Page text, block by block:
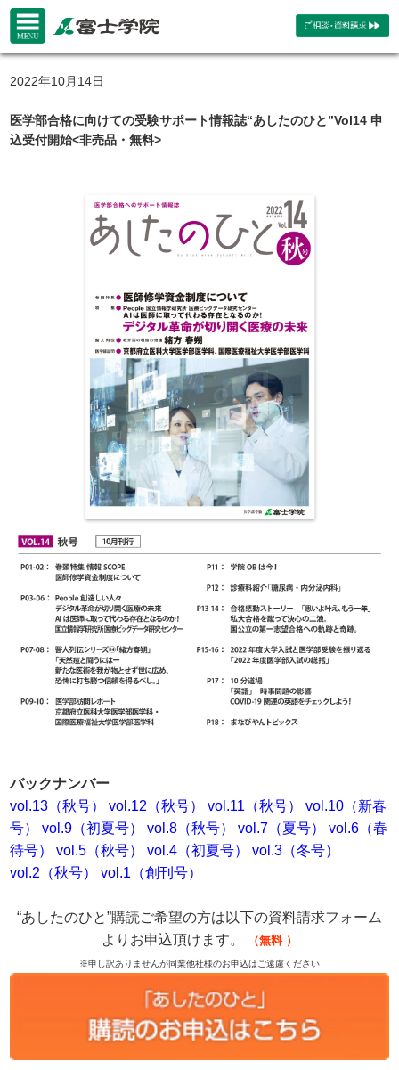
2022年10月14日
医学部合格に向けての受験サポート情報誌“あしたのひと”Vol14 申
込受付開始<非売品・無料>
バックナンバー
vol.13（秋号）
vol.12（秋号） vol.11（秋号）
vol.10（新春
号）
vol.9（初夏号） vol.8（秋号） vol.7（夏号）
vol.6（春
待号）
vol.5（秋号） vol.4（初夏号）
vol.3（冬号）
vol.2（秋号）
vol.1（創刊号）
“あしたのひと”購読ご希望の方は以下の資料請求フォーム
よりお申込頂けます。
（無料 ）
※申し訳ありませんが同業他社様のお申込はご遠慮ください